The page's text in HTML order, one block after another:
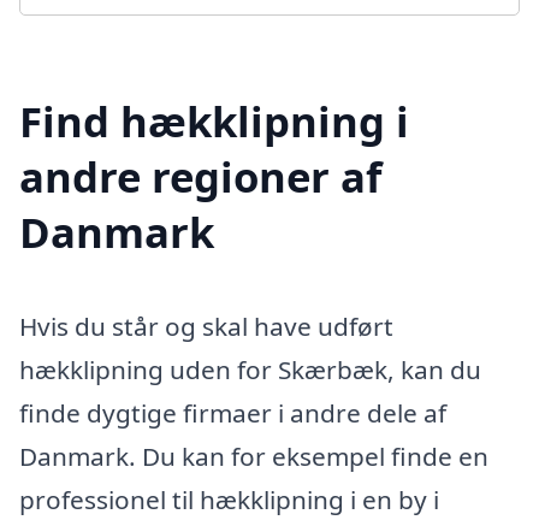
Find hækklipning i
andre regioner af
Danmark
Hvis du står og skal have udført
hækklipning uden for Skærbæk, kan du
finde dygtige firmaer i andre dele af
Danmark. Du kan for eksempel finde en
professionel til hækklipning i en by i